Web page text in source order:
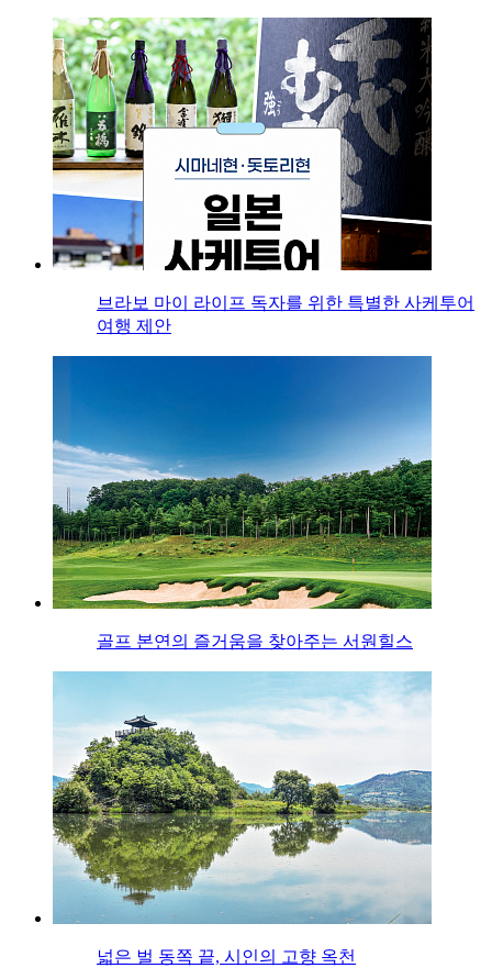
브라보 마이 라이프 독자를 위한 특별한 사케투어
여행 제안
골프 본연의 즐거움을 찾아주는 서원힐스
넓은 벌 동쪽 끝, 시인의 고향 옥천